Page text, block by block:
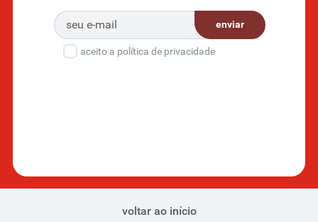
enviar
aceito a política de privacidade
voltar ao início